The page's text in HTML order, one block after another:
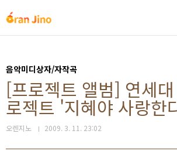
음악미디상자/자작곡
[프로젝트 앨범] 연세
로젝트 '지혜야 사랑한
오렌지노 2009. 3. 11. 23:02